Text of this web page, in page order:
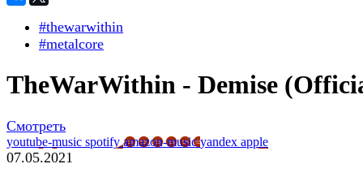
#thewarwithin
#metalcore
TheWarWithin - Demise
Смотреть
youtube-music spotifyamazon-musicyandex apple
07.05.2021